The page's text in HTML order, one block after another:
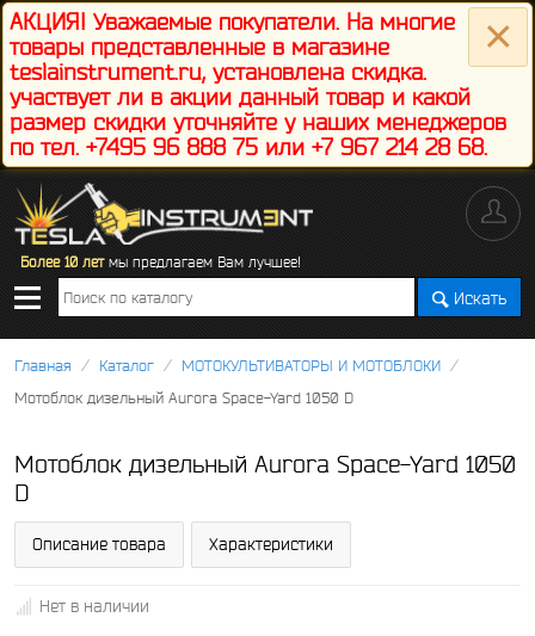
×
АКЦИЯ! Уважаемые покупатели. На многие
товары представленные в магазине
teslainstrument.ru, установлена скидка.
участвует ли в акции данный товар и какой
размер скидки уточняйте у наших менеджеров
по тел. +7495 96 888 75 или +7 967 214 28 68.
Более 10 летмы предлагаем Вам лучшее!
Искать
Главная / Каталог / МОТОКУЛЬТИВАТОРЫ И МОТОБЛОКИ /
Мотоблок дизельный Aurora Space-Yard 1050 D
Мотоблок дизельный Aurora Space-Yard 1050
D
Описание товара Характеристики
Нет в наличии